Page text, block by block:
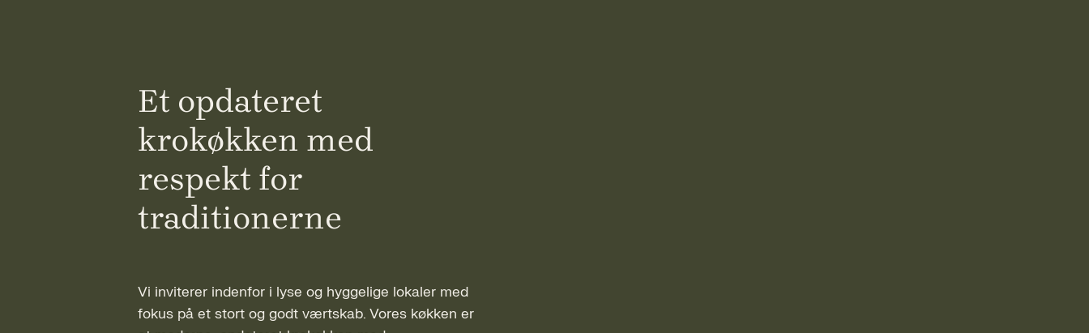
Et opdateret
krokøkken med
respekt for
traditionerne
Vi inviterer indenfor i lyse og hyggelige lokaler med
fokus på et stort og godt værtskab. Vores køkken er